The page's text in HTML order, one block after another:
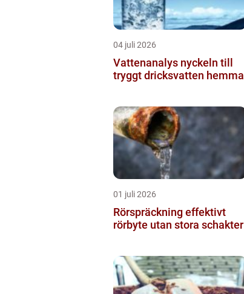
04 juli 2026
Vattenanalys nyckeln till
tryggt dricksvatten hemma
01 juli 2026
Rörspräckning effektivt
rörbyte utan stora schakter